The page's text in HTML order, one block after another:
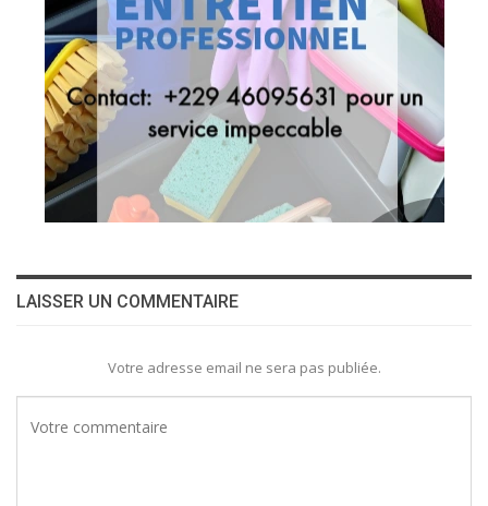
LAISSER UN COMMENTAIRE
Votre adresse email ne sera pas publiée.